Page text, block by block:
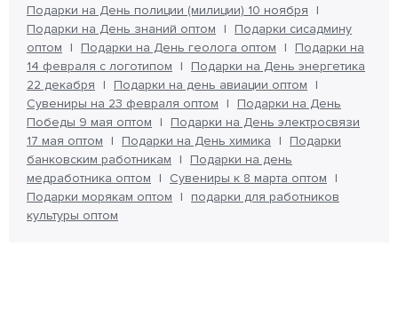
Подарки на День полиции (милиции) 10 ноября
Подарки на День знаний оптом
Подарки сисадмину
оптом
Подарки на День геолога оптом
Подарки на
14 февраля с логотипом
Подарки на День энергетика
22 декабря
Подарки на день авиации оптом
Сувениры на 23 февраля оптом
Подарки на День
Победы 9 мая оптом
Подарки на День электросвязи
17 мая оптом
Подарки на День химика
Подарки
банковским работникам
Подарки на день
медработника оптом
Сувениры к 8 марта оптом
Подарки морякам оптом
подарки для работников
культуры оптом